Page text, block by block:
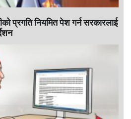
प्रगति नियमित पेश गर्न सरकारलाई